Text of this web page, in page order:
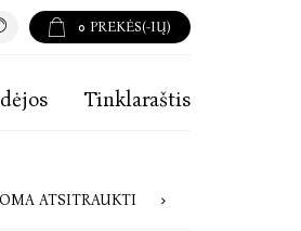
0 PREKĖS(-IŲ)
Tinklaraštis
NEĮMANOMA ATSITRAUKTI